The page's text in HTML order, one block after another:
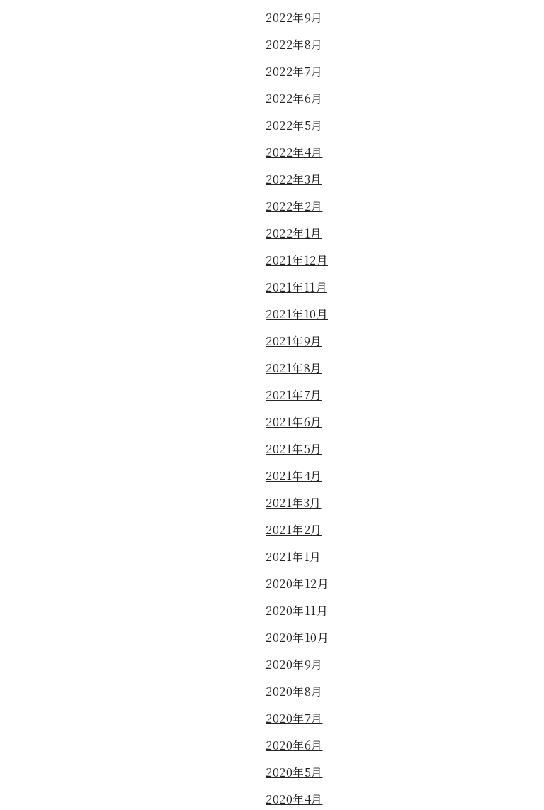
2022年9月
2022年8月
2022年7月
2022年6月
2022年5月
2022年4月
2022年3月
2022年2月
2022年1月
2021年12月
2021年11月
2021年10月
2021年9月
2021年8月
2021年7月
2021年6月
2021年5月
2021年4月
2021年3月
2021年2月
2021年1月
2020年12月
2020年11月
2020年10月
2020年9月
2020年8月
2020年7月
2020年6月
2020年5月
2020年4月